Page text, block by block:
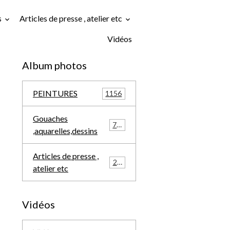
Articles de presse , atelier etc
Vidéos
Album photos
PEINTURES 1156
Gouaches
,aquarelles,dessins
709
Articles de presse ,
atelier etc
291
Vidéos